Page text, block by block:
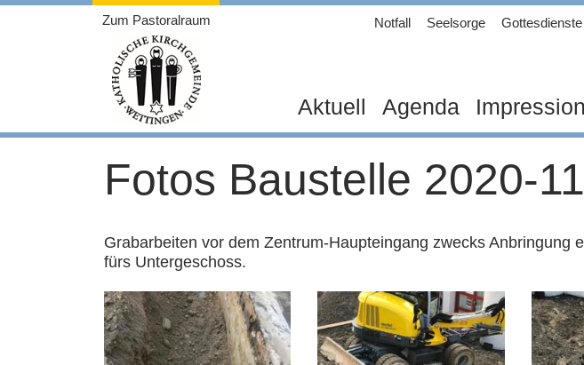
Zum Pastoralraum Notfall Seelsorge Gottesdienste
Aktuell Agenda
Fotos Baustelle 2020-
Grabarbeiten vor dem Zentrum-Haupteingang zwecks Anbringung
fürs Untergeschoss.